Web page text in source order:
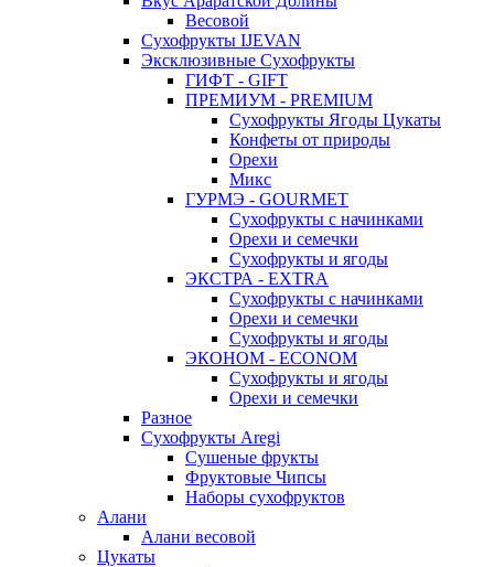
Весовой
Сухофрукты IJEVAN
Эксклюзивные Сухофрукты
ГИФТ - GIFT
ПРЕМИУМ - PREMIUM
Сухофрукты Ягоды Цукаты
Конфеты от природы
Орехи
Микс
ГУРМЭ - GOURMET
Сухофрукты с начинками
Орехи и семечки
Сухофрукты и ягоды
ЭКСТРА - EXTRA
Сухофрукты с начинками
Орехи и семечки
Сухофрукты и ягоды
ЭКОНОМ - ECONOM
Сухофрукты и ягоды
Орехи и семечки
Разное
Сухофрукты Aregi
Сушеные фрукты
Фруктовые Чипсы
Наборы сухофруктов
Алани
Алани весовой
Цукаты